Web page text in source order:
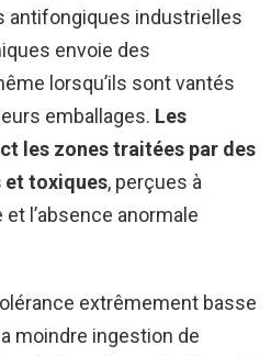
antifongiques industrielles
envoie des
lorsqu’ils sont vantés
emballages. Les
les zones traitées par des
et toxiques, perçues à
l’absence anormale
extrêmement basse
moindre ingestion de